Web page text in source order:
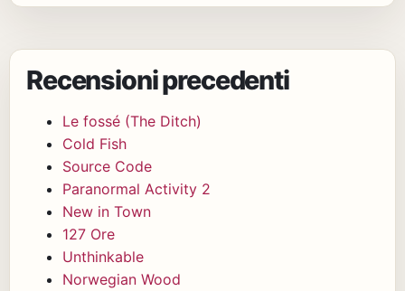
Recensioni precedenti
Le fossé (The Ditch)
Cold Fish
Source Code
Paranormal Activity 2
New in Town
127 Ore
Unthinkable
Norwegian Wood